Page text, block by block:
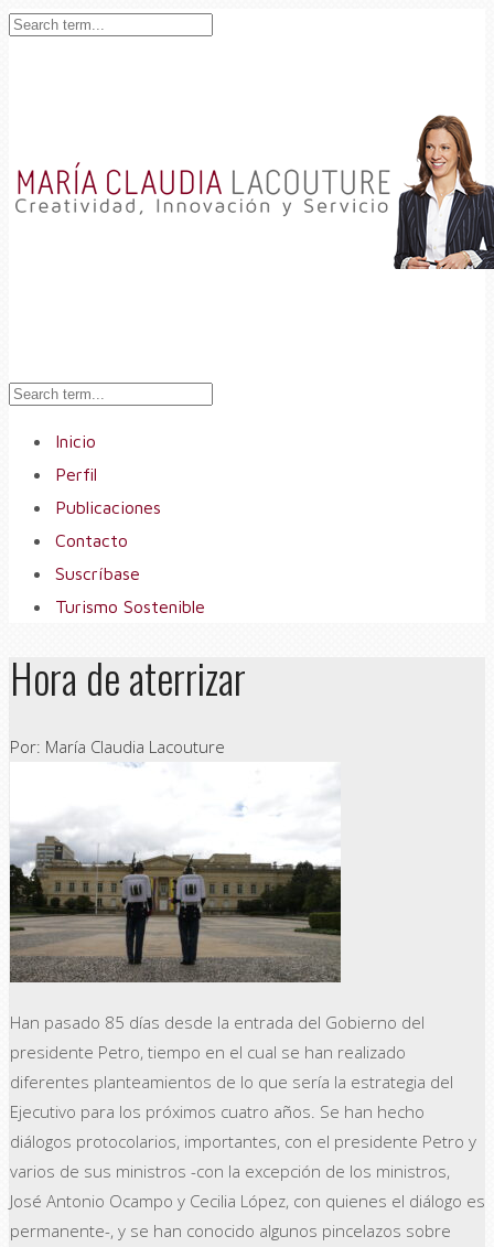
Inicio
Perfil
Publicaciones
Contacto
Suscríbase
Turismo Sostenible
Hora de aterrizar
Por: María Claudia Lacouture
Han pasado 85 días desde la entrada del Gobierno del
presidente Petro, tiempo en el cual se han realizado
diferentes planteamientos de lo que sería la estrategia del
Ejecutivo para los próximos cuatro años. Se han hecho
diálogos protocolarios, importantes, con el presidente Petro y
varios de sus ministros -con la excepción de los ministros,
José Antonio Ocampo y Cecilia López, con quienes el diálogo es
permanente-, y se han conocido algunos pincelazos sobre